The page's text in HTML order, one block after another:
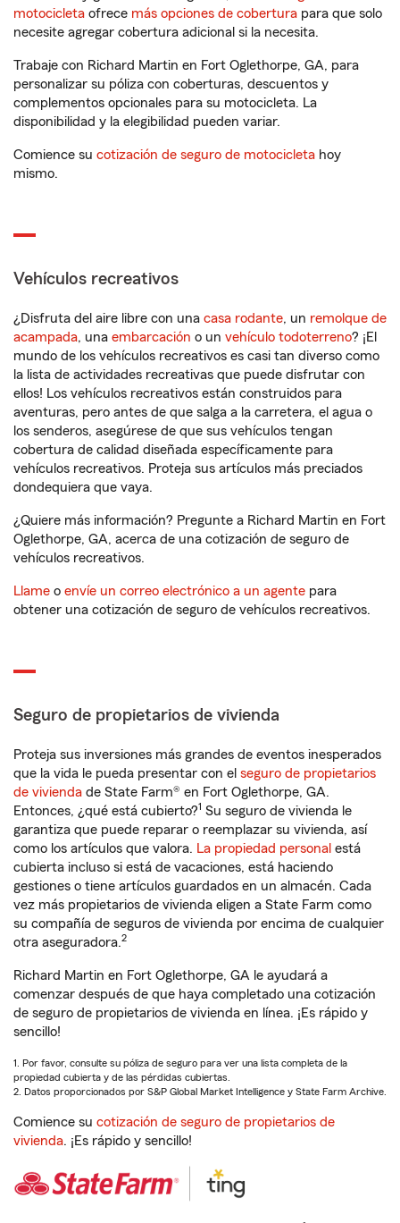
motocicleta ofrece más opciones de cobertura para que solo
necesite agregar cobertura adicional si la necesita.
Trabaje con Richard Martin en Fort Oglethorpe, GA, para
personalizar su póliza con coberturas, descuentos y
complementos opcionales para su motocicleta. La
disponibilidad y la elegibilidad pueden variar.
Comience su cotización de seguro de motocicleta hoy
mismo.
Vehículos recreativos
¿Disfruta del aire libre con una casa rodante, un remolque de
acampada, una embarcación o un vehículo todoterreno? ¡El
mundo de los vehículos recreativos es casi tan diverso como
la lista de actividades recreativas que puede disfrutar con
ellos! Los vehículos recreativos están construidos para
aventuras, pero antes de que salga a la carretera, el agua o
los senderos, asegúrese de que sus vehículos tengan
cobertura de calidad diseñada específicamente para
vehículos recreativos. Proteja sus artículos más preciados
dondequiera que vaya.
¿Quiere más información? Pregunte a Richard Martin en Fort
Oglethorpe, GA, acerca de una cotización de seguro de
vehículos recreativos.
Llame o envíe un correo electrónico a un agente para
obtener una cotización de seguro de vehículos recreativos.
Seguro de propietarios de vivienda
Proteja sus inversiones más grandes de eventos inesperados
que la vida le pueda presentar con el seguro de propietarios
de vivienda de State Farm® en Fort Oglethorpe, GA.
Entonces, ¿qué está cubierto?1 Su seguro de vivienda le
garantiza que puede reparar o reemplazar su vivienda, así
como los artículos que valora. La propiedad personal está
cubierta incluso si está de vacaciones, está haciendo
gestiones o tiene artículos guardados en un almacén. Cada
vez más propietarios de vivienda eligen a State Farm como
su compañía de seguros de vivienda por encima de cualquier
otra aseguradora.2
Richard Martin en Fort Oglethorpe, GA le ayudará a
comenzar después de que haya completado una cotización
de seguro de propietarios de vivienda en línea. ¡Es rápido y
sencillo!
1. Por favor, consulte su póliza de seguro para ver una lista completa de la
propiedad cubierta y de las pérdidas cubiertas.
2. Datos proporcionados por S&P Global Market Intelligence y State Farm Archive.
Comience su cotización de seguro de propietarios de
vivienda. ¡Es rápido y sencillo!